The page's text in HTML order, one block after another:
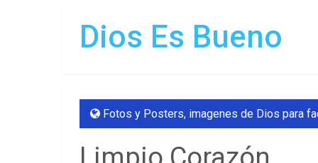
Dios Es Bueno
Fotos y Posters, imagenes de Dios para